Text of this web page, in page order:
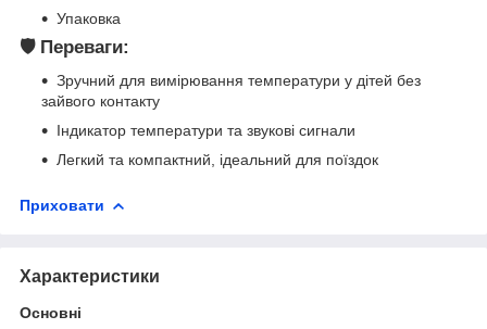
Упаковка
🛡️ Переваги:
Зручний для вимірювання температури у дітей без
зайвого контакту
Індикатор температури та звукові сигнали
Легкий та компактний, ідеальний для поїздок
Приховати
Характеристики
Основні